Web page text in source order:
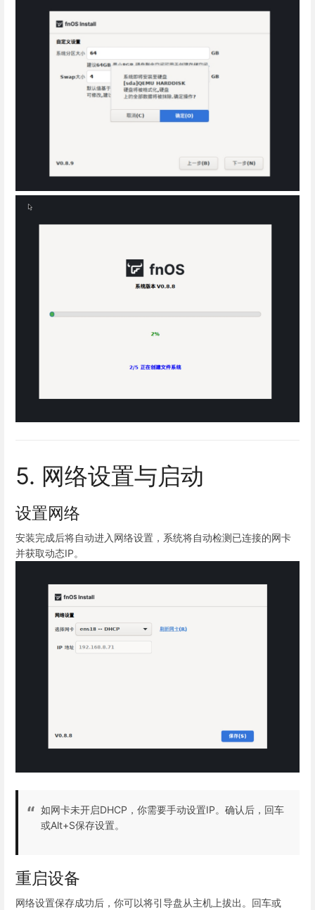
5. 网络设置与启动
设置网络
安装完成后将自动进入网络设置，系统将自动检测已连接的网卡
并获取动态IP。
如网卡未开启DHCP，你需要手动设置IP。确认后，回车
或Alt+S保存设置。
重启设备
网络设置保存成功后，你可以将引导盘从主机上拔出。回车或